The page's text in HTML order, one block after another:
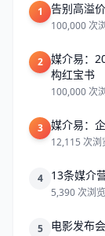
1 告别高溢
100,000 次
2
媒介易：
构红宝书
100,000 次
3 媒介易：
12,115 次浏
4 13条媒介
5,390 次浏览
5 电影发布